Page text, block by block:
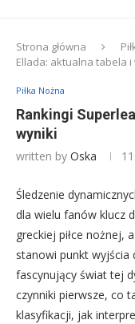
Strona główna
Ellada: aktualna tabela i
Piłka Nożna
Rankingi
wyniki
written by Oska
Śledzenie
dla wielu fanów klucz
greckiej piłce nożnej,
stanowi punkt wyjścia
fascynujący świat tej
czynniki pierwsze, co
klasyfikacji, jak